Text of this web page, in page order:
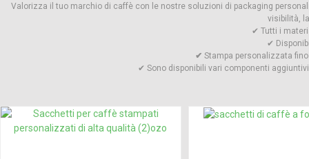
Valorizza il tuo marchio di caffè con le nostre soluzioni di packaging
visibilità,
✔ Tutti i
✔
✔ Stampa personalizzata
✔ Sono disponibili vari componenti